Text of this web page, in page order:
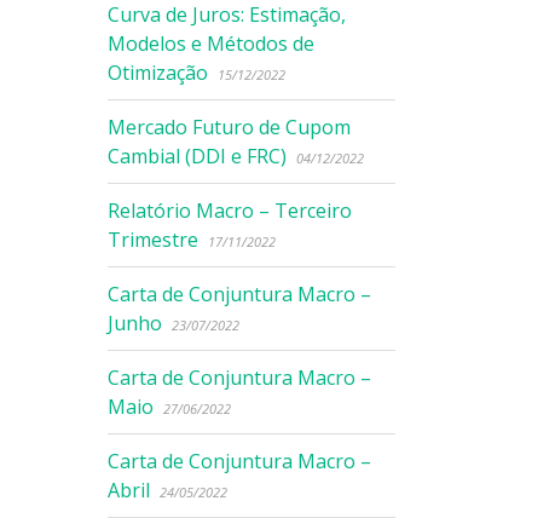
Curva de Juros: Estimação,
Modelos e Métodos de
Otimização
15/12/2022
Mercado Futuro de Cupom
Cambial (DDI e FRC)
04/12/2022
Relatório Macro – Terceiro
Trimestre
17/11/2022
Carta de Conjuntura Macro –
Junho
23/07/2022
Carta de Conjuntura Macro –
Maio
27/06/2022
Carta de Conjuntura Macro –
Abril
24/05/2022